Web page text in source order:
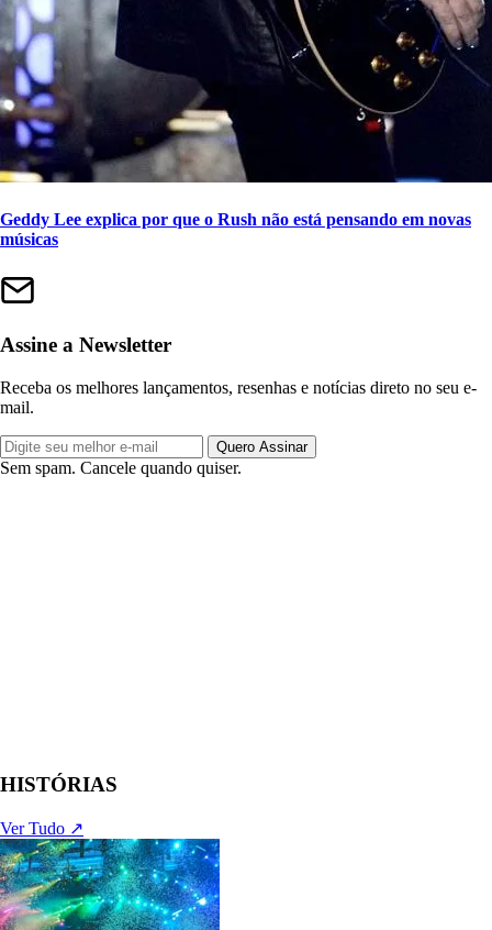
Geddy Lee explica por que o Rush não está pensando em novas
músicas
Assine a Newsletter
Receba os melhores lançamentos, resenhas e notícias direto no seu e-
mail.
Quero Assinar
Sem spam. Cancele quando quiser.
HISTÓRIAS
Ver Tudo ↗